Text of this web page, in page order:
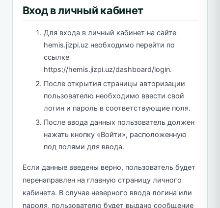
Вход в личный кабинет
Для входа в личный кабинет на сайте
hemis.jizpi.uz необходимо перейти по
ссылке
https://hemis.jizpi.uz/dashboard/login.
После открытия страницы авторизации
пользователю необходимо ввести свой
логин и пароль в соответствующие поля.
После ввода данных пользователь должен
нажать кнопку «Войти», расположенную
под полями для ввода.
Если данные введены верно, пользователь будет
перенаправлен на главную страницу личного
кабинета. В случае неверного ввода логина или
пароля, пользователю будет выдано сообщение